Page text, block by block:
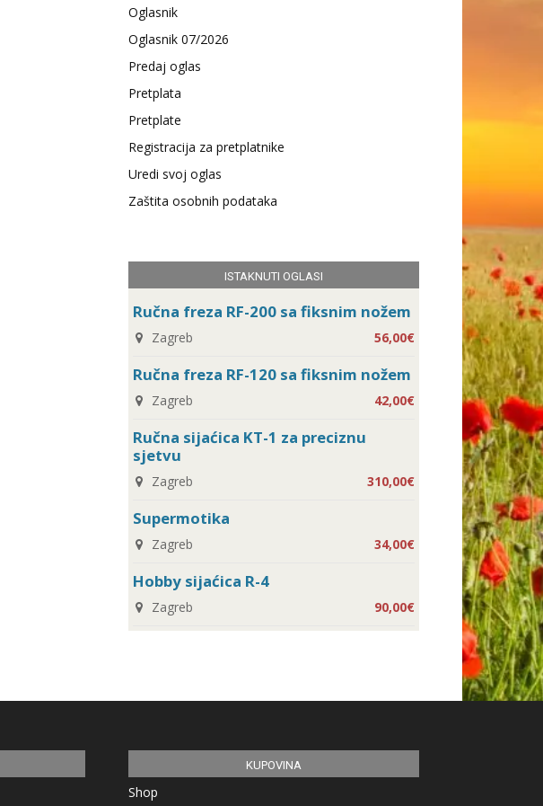
Oglasnik
Oglasnik 07/2026
Predaj oglas
Pretplata
Pretplate
Registracija za pretplatnike
Uredi svoj oglas
Zaštita osobnih podataka
ISTAKNUTI OGLASI
Ručna freza RF-200 sa fiksnim nožem
Zagreb 56,00€
Ručna freza RF-120 sa fiksnim nožem
Zagreb 42,00€
Ručna sijaćica KT-1 za preciznu
sjetvu
Zagreb 310,00€
Supermotika
Zagreb 34,00€
Hobby sijaćica R-4
Zagreb 90,00€
KUPOVINA
Shop